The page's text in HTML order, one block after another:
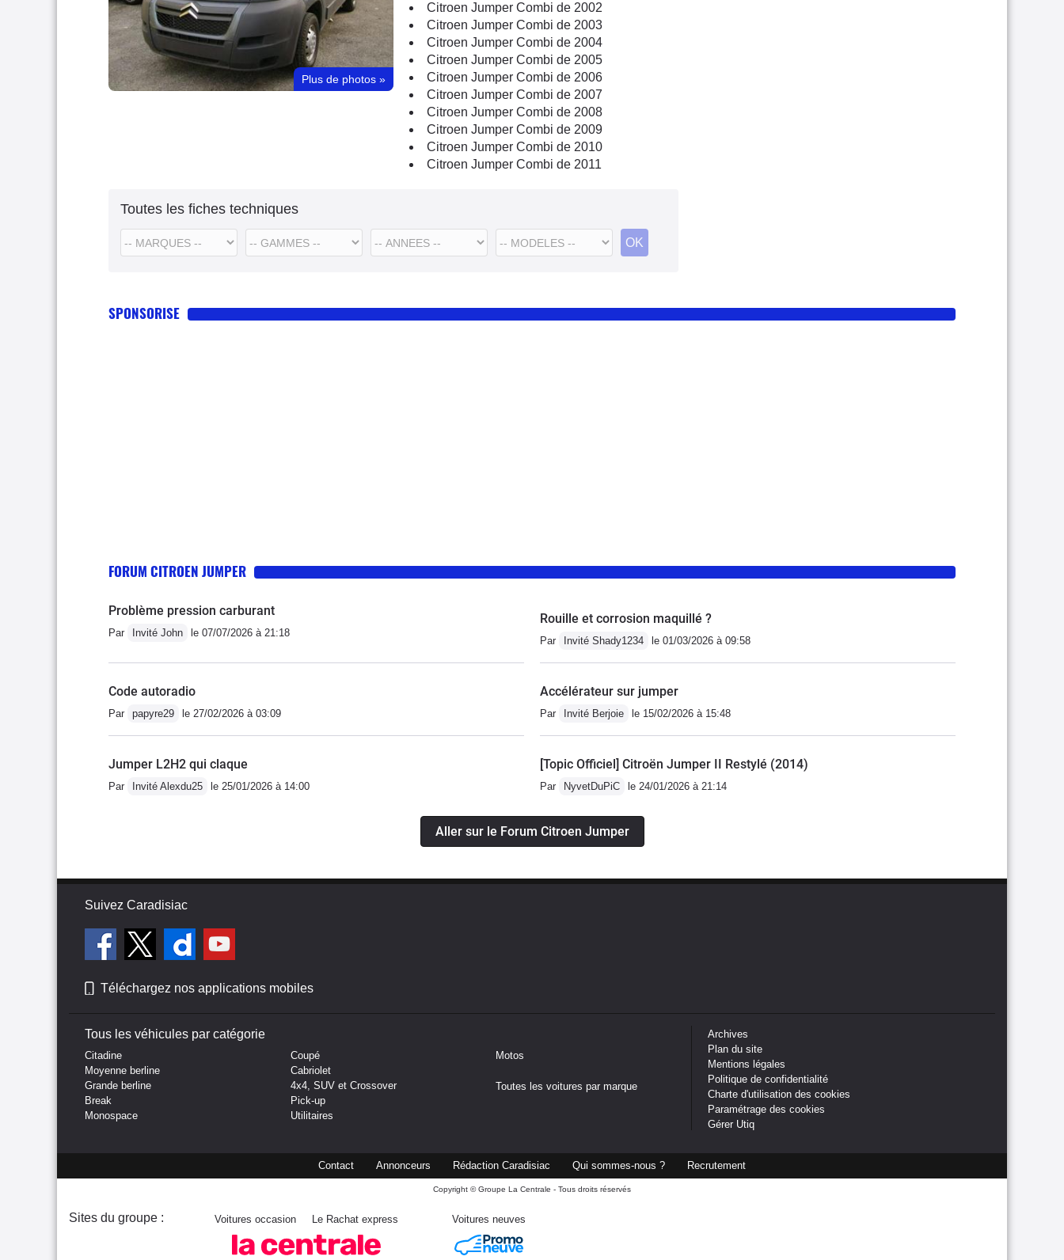
Plus de photos »
Citroen Jumper Combi de 2002
Citroen Jumper Combi de 2003
Citroen Jumper Combi de 2004
Citroen Jumper Combi de 2005
Citroen Jumper Combi de 2006
Citroen Jumper Combi de 2007
Citroen Jumper Combi de 2008
Citroen Jumper Combi de 2009
Citroen Jumper Combi de 2010
Citroen Jumper Combi de 2011
Toutes les fiches techniques
SPONSORISE
FORUM CITROEN JUMPER
Problème pression carburant
Par Invité John le 07/07/2026 à 21:18
Rouille et corrosion maquillé ?
Par Invité Shady1234 le 01/03/2026 à 09:58
Code autoradio
Par papyre29 le 27/02/2026 à 03:09
Accélérateur sur jumper
Par Invité Berjoie le 15/02/2026 à 15:48
Jumper L2H2 qui claque
Par Invité Alexdu25 le 25/01/2026 à 14:00
[Topic Officiel] Citroën Jumper II Restylé (2014)
Par NyvetDuPiC le 24/01/2026 à 21:14
Aller sur le Forum Citroen Jumper
Suivez Caradisiac
Téléchargez nos applications mobiles
Tous les véhicules par catégorie
Citadine
Moyenne berline
Grande berline
Break
Monospace
Coupé
Cabriolet
4x4, SUV et Crossover
Pick-up
Utilitaires
Motos
Toutes les voitures par marque
Archives
Plan du site
Mentions légales
Politique de confidentialité
Charte d'utilisation des cookies
Paramétrage des cookies
Gérer Utiq
Contact Annonceurs Rédaction Caradisiac Qui sommes-nous ? Recrutement
Copyright © Groupe La Centrale - Tous droits réservés
Sites du groupe : Voitures occasion Le Rachat express Voitures neuves